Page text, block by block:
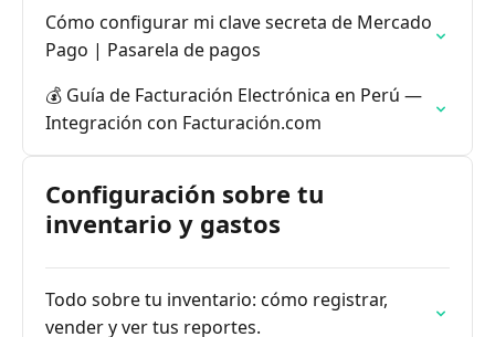
Cómo configurar mi clave secreta de Mercado
Pago | Pasarela de pagos
💰 Guía de Facturación Electrónica en Perú —
Integración con Facturación.com
Configuración sobre tu
inventario y gastos
Todo sobre tu inventario: cómo registrar,
vender y ver tus reportes.